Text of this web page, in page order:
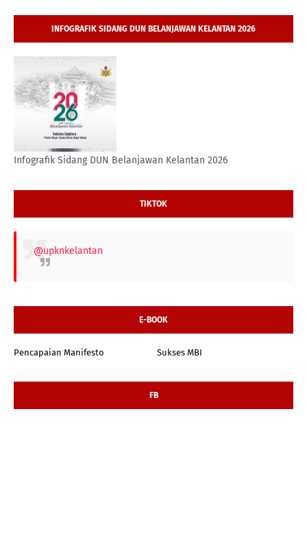
INFOGRAFIK SIDANG DUN BELANJAWAN KELANTAN 2026
Infografik Sidang DUN Belanjawan Kelantan 2026
TIKTOK
@upknkelantan
E-BOOK
Pencapaian Manifesto Sukses MBI
FB